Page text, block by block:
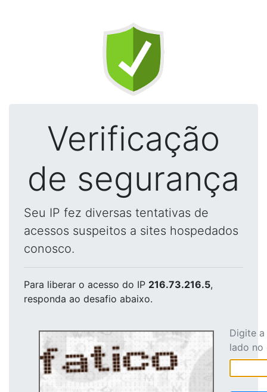
Verificação
de segurança
Seu IP fez diversas tentativas de
acessos suspeitos a sites hospedados
conosco.
Para liberar o acesso do IP 216.73.216.5,
responda ao desafio abaixo.
Digite
lado no